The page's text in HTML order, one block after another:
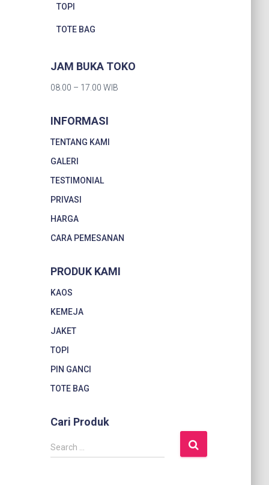
TOPI
TOTE BAG
JAM BUKA TOKO
08.00 – 17.00 WIB
INFORMASI
TENTANG KAMI
GALERI
TESTIMONIAL
PRIVASI
HARGA
CARA PEMESANAN
PRODUK KAMI
KAOS
KEMEJA
JAKET
TOPI
PIN GANCI
TOTE BAG
Cari Produk
S
e
Search …